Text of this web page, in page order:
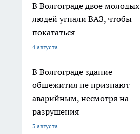
В Волгограде двое молодых
людей угнали ВАЗ, чтобы
покататься
4 августа
В Волгограде здание
общежития не признают
аварийным, несмотря на
разрушения
3 августа